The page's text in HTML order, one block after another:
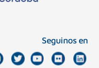
Seguinos en